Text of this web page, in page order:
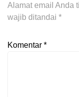
Alamat email Anda
wajib ditandai *
Komentar *